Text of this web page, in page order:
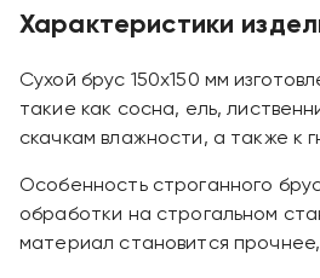
Характеристики
Сухой брус 150х150 мм
такие как сосна, ель,
скачкам влажности, а также к
Особенность строганного
обработки на строгальном
материал становится